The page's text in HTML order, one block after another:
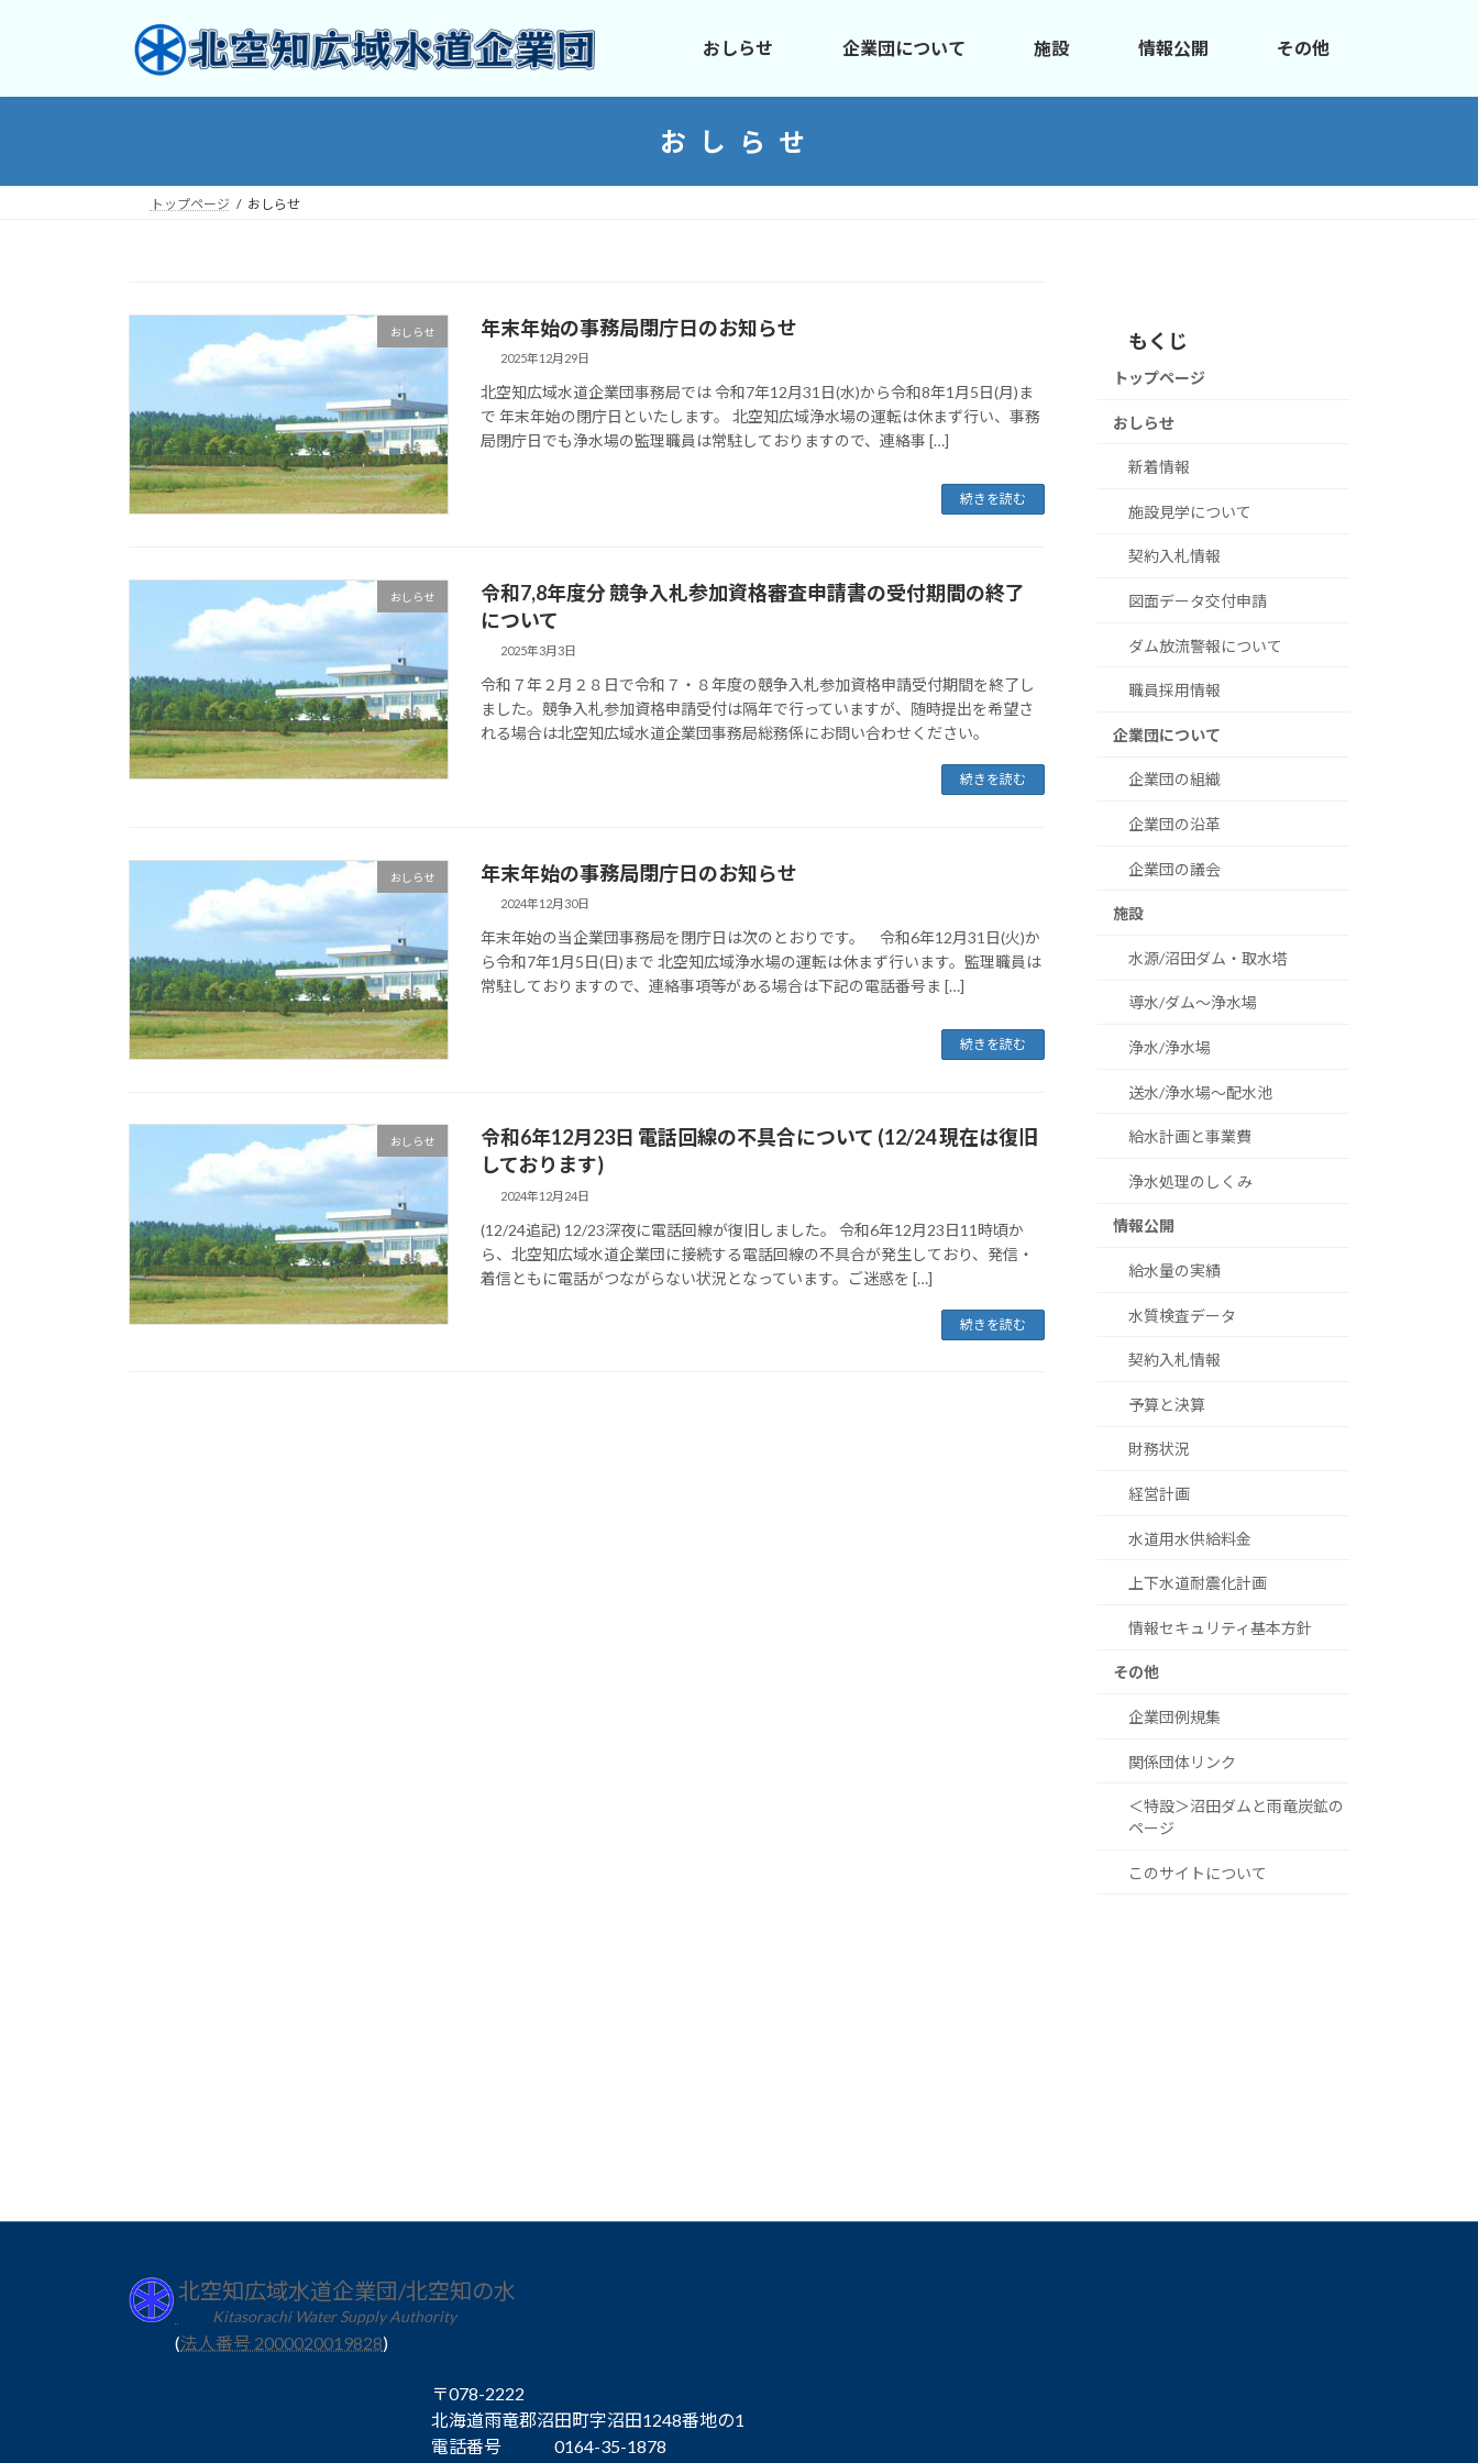
ン
ー
おしらせ 企業団について 施設 情報公開 その他
おしらせ
トップページ おしらせ
おしらせ 年末年始の事務局閉庁日のお知らせ
2025年12月29日
北空知広域水道企業団事務局では 令和7年12月31日(水)から令和8年1月5日(月)ま
で 年末年始の閉庁日といたします。 北空知広域浄水場の運転は休まず行い、事務
局閉庁日でも浄水場の監理職員は常駐しておりますので、連絡事 […]
続きを読む
おしらせ
令和7,8年度分 競争入札参加資格審査申請書の受付期間の終了
について
2025年3月3日
令和７年２月２８日で令和７・８年度の競争入札参加資格申請受付期間を終了し
ました。競争入札参加資格申請受付は隔年で行っていますが、随時提出を希望さ
れる場合は北空知広域水道企業団事務局総務係にお問い合わせください。
続きを読む
おしらせ 年末年始の事務局閉庁日のお知らせ
2024年12月30日
年末年始の当企業団事務局を閉庁日は次のとおりです。 令和6年12月31日(火)か
ら令和7年1月5日(日)まで 北空知広域浄水場の運転は休まず行います。監理職員は
常駐しておりますので、連絡事項等がある場合は下記の電話番号ま […]
続きを読む
おしらせ
令和6年12月23日 電話回線の不具合について (12/24 現在は復旧
しております)
2024年12月24日
(12/24追記) 12/23深夜に電話回線が復旧しました。 令和6年12月23日11時頃か
ら、北空知広域水道企業団に接続する電話回線の不具合が発生しており、発信・
着信ともに電話がつながらない状況となっています。ご迷惑を […]
続きを読む
もくじ
トップページ
おしらせ
新着情報
施設見学について
契約入札情報
図面データ交付申請
ダム放流警報について
職員採用情報
企業団について
企業団の組織
企業団の沿革
企業団の議会
施設
水源/沼田ダム・取水塔
導水/ダム～浄水場
浄水/浄水場
送水/浄水場～配水池
給水計画と事業費
浄水処理のしくみ
情報公開
給水量の実績
水質検査データ
契約入札情報
予算と決算
財務状況
経営計画
水道用水供給料金
上下水道耐震化計画
情報セキュリティ基本方針
その他
企業団例規集
関係団体リンク
＜特設＞沼田ダムと雨竜炭鉱の
ページ
このサイトについて
北空知広域水道企業団/北空知の水
Kitasorachi Water Supply Authority
(法人番号 2000020019828)
〒078-2222
北海道雨竜郡沼田町字沼田1248番地の1
電話番号 0164-35-1878